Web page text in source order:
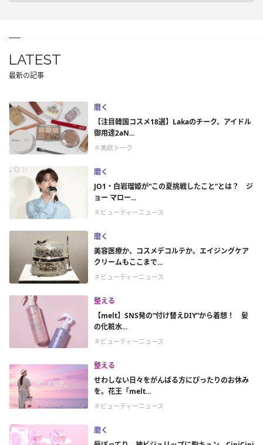
LATEST
最新の記事
磨く
【注目韓国コスメ18選】Lakaのチーク、アイドル
御用達2aN...
＃美欲トーク
磨く
JO1・白岩瑠姫が“この夏挑戦したこと”とは？ ジ
ョー マロー...
＃ビューティーニュース
磨く
美容医療か、コスメデコルテか。エイジングケア
クリームもここまで...
＃ビューティーニュース
整える
【melt】SNS発の“付け替えDIY”から着想！ 髪
の化粧水...
＃ビューティーニュース
整える
せわしない日々をがんばる方にぴったりのお休み
を。花王「melt...
＃ビューティーニュース
磨く